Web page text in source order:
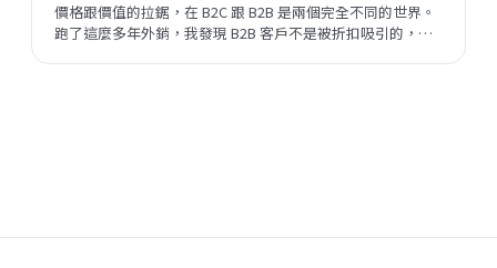
價格跟價值的拉鋸，在 B2C 跟 B2B 是兩個完全不同的世界。
跑了這麼多年外銷，我發現 B2B 客戶不是被折扣吸引的，他